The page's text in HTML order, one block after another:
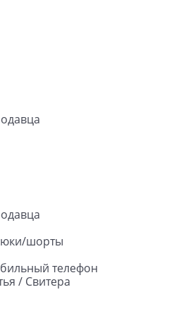
шорты
телефон
/ Свитера